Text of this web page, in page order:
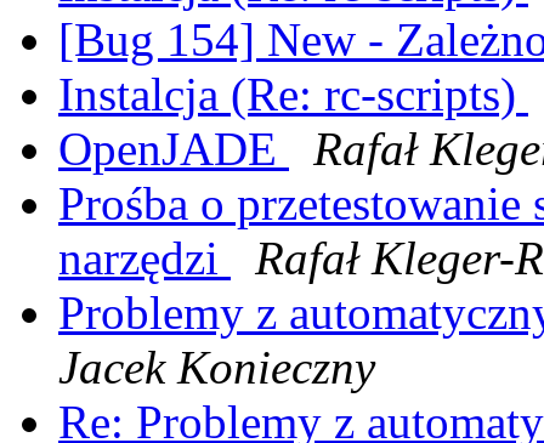
[Bug 154] New -
Instalcja (Re: rc-scripts)
OpenJADE
Rafał
Prośba o
narzędzi
Rafał Kleger-
Problemy z
Jacek Konieczny
Re: Problemy z